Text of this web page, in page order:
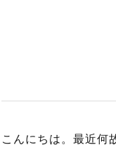
こんにちは。最近何